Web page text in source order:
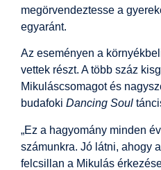
megörvendeztesse a
egyaránt.
Az eseményen a
vettek részt. A több száz
Mikuláscsomagot és
budafoki Dancing Soul
„Ez a hagyomány minden
számunkra. Jó látni, ahogy
felcsillan a Mikulás